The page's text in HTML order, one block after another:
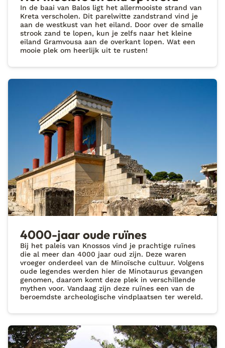
In de baai van Balos ligt het allermooiste strand van
Kreta verscholen. Dit parelwitte zandstrand vind je
aan de westkust van het eiland. Door over de smalle
strook zand te lopen, kun je zelfs naar het kleine
eiland Gramvousa aan de overkant lopen. Wat een
mooie plek om heerlijk uit te rusten!
4000-jaar oude ruïnes
Bij het paleis van Knossos vind je prachtige ruïnes
die al meer dan 4000 jaar oud zijn. Deze waren
vroeger onderdeel van de Minoïsche cultuur. Volgens
oude legendes werden hier de Minotaurus gevangen
genomen, daarom komt deze plek in verschillende
mythen voor. Vandaag zijn deze ruïnes een van de
beroemdste archeologische vindplaatsen ter wereld.